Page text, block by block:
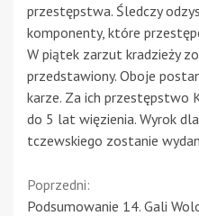
przestępstwa. Śledczy
komponenty, które
W piątek zarzut kradzieży
przedstawiony. Oboje
karze. Za ich przestępstwo
do 5 lat więzienia. Wyrok
tczewskiego zostanie
Continue
Poprzedni:
Podsumowanie 14. Gali